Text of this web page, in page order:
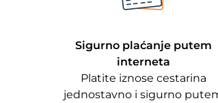
Sigurno plaćanje putem
interneta
Platite iznose cestarina
jednostavno i sigurno